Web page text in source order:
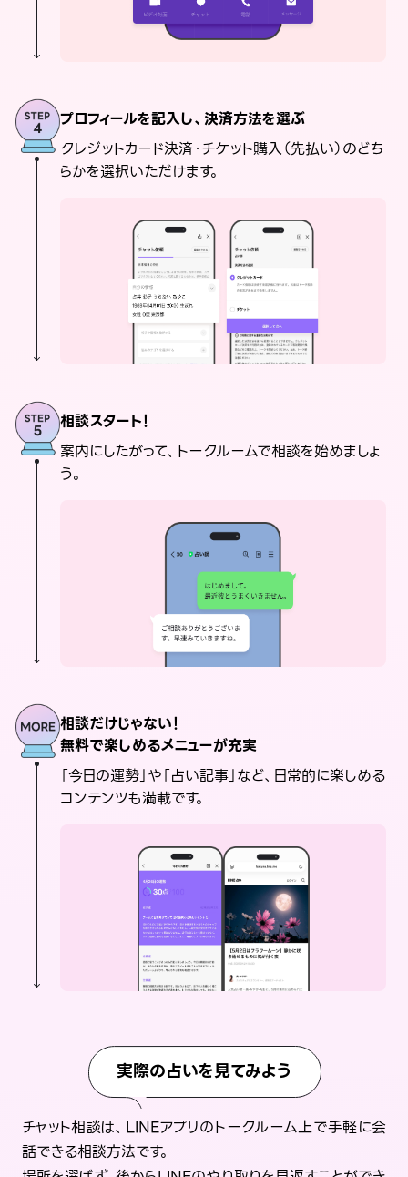
プロフィールを記入し、決済方法を選ぶ
クレジットカード決済・チケット購入（先払い）のどち
らかを選択いただけます。
相談スタート！
案内にしたがって、トークルームで相談を始めましょ
う。
相談だけじゃない！
無料で楽しめるメニューが充実
「今日の運勢」や「占い記事」など、日常的に楽しめる
コンテンツも満載です。
実際の占いを見てみよう
チャット相談は、LINEアプリのトークルーム上で手軽に会
話できる相談方法です。